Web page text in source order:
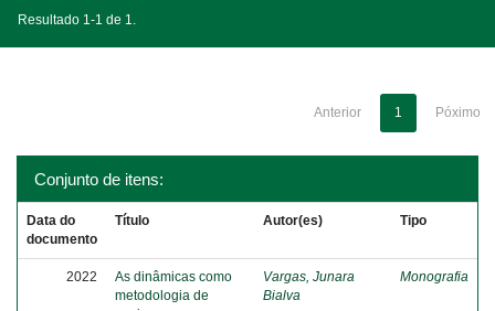
Resultado 1-1 de 1.
Anterior 1 Póximo
Conjunto de itens:
Data do
documento
Título Autor(es) Tipo
2022
As dinâmicas como
metodologia de
Vargas, Junara
Bialva
Monografia